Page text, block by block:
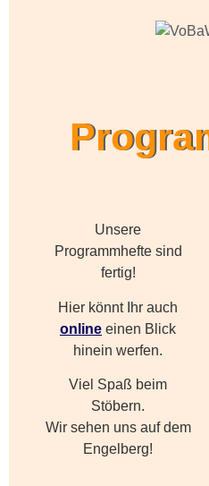
Unsere
Programmhefte sind
fertig!
Hier könnt Ihr auch
online einen Blick
hinein werfen.
Viel Spaß beim
Stöbern.
Wir sehen uns auf dem
Engelberg!